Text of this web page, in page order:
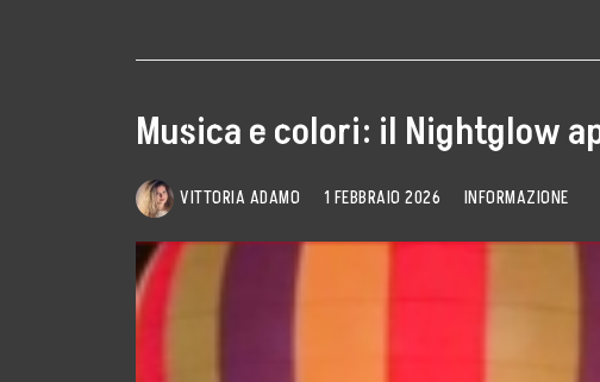
Musica e colori: il Nightglow
VITTORIA ADAMO 1 FEBBRAIO 2026 INFORMAZIONE